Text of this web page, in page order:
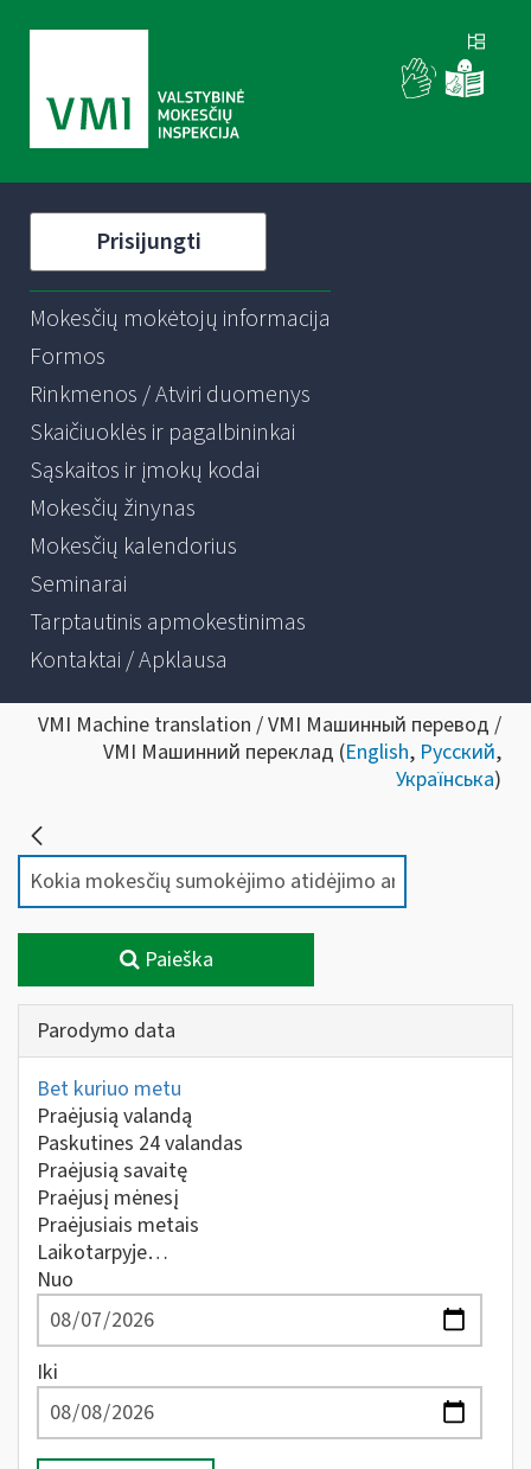
Prisijungti
Mokesčių mokėtojų informacija
Formos
Rinkmenos / Atviri duomenys
Skaičiuoklės ir pagalbininkai
Sąskaitos ir įmokų kodai
Mokesčių žinynas
Mokesčių kalendorius
Seminarai
Tarptautinis apmokestinimas
Kontaktai / Apklausa
VMI Machine translation / VMI Машинный перевод /
VMI Машинний переклад (English, Русский,
Українська)
Paieška
Parodymo data
Bet kuriuo metu
Praėjusią valandą
Paskutines 24 valandas
Praėjusią savaitę
Praėjusį mėnesį
Praėjusiais metais
Laikotarpyje…
Nuo
Iki